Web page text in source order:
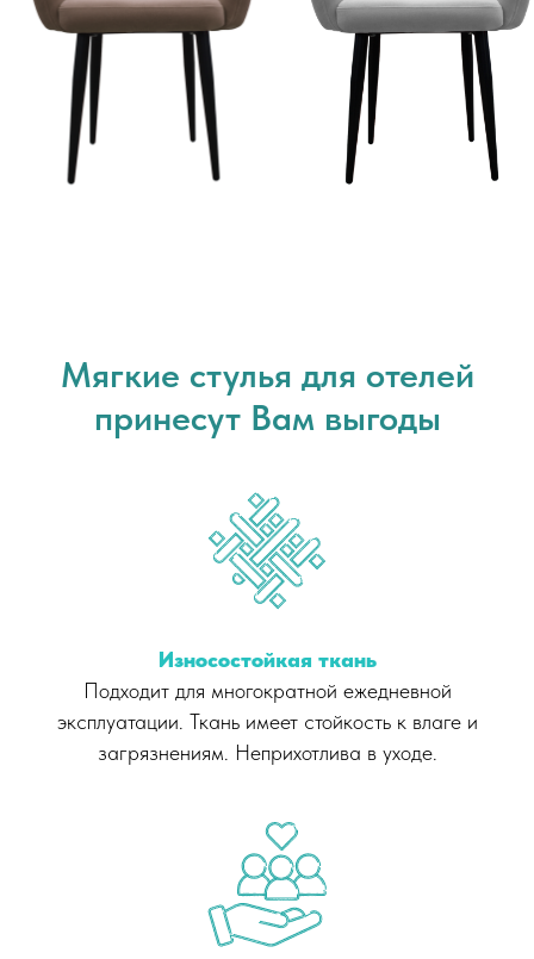
Мягкие стулья для отелей
принесут Вам выгоды
Износостойкая ткань
Подходит для многократной ежедневной
эксплуатации. Ткань имеет стойкость к влаге и
загрязнениям. Неприхотлива в уходе.